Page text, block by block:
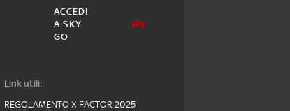
ACCEDI
A SKY
GO
Link utili:
REGOLAMENTO X FACTOR 2025